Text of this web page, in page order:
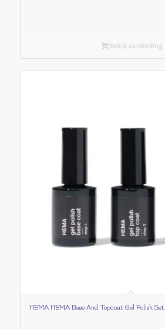
Bekijk aanbieding
HEMA HEMA Base And Topcoat Gel Polish Set